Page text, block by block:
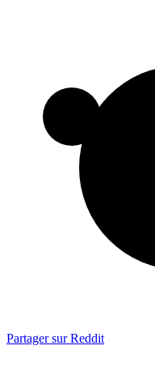
Partager sur Reddit